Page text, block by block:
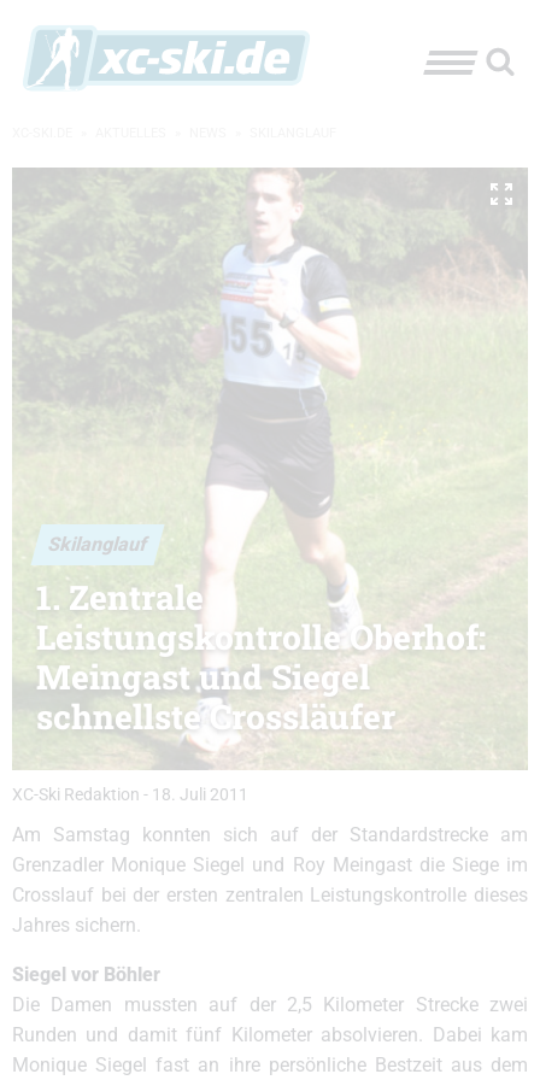
Skilanglauf
1. Zentrale
Leistungskontrolle Oberhof:
Meingast und Siegel
schnellste Crossläufer
XC-Ski Redaktion - 18. Juli 2011
Am Samstag konnten sich auf der Standardstrecke am
Grenzadler Monique Siegel und Roy Meingast die Siege im
Crosslauf bei der ersten zentralen Leistungskontrolle dieses
Jahres sichern.
Siegel vor Böhler
Die Damen mussten auf der 2,5 Kilometer Strecke zwei
Runden und damit fünf Kilometer absolvieren. Dabei kam
Monique Siegel fast an ihre persönliche Bestzeit aus dem